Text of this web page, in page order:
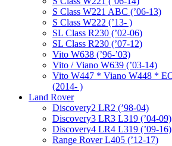
S Class W221 ABC (’06-13)
S Class W222 (’13- )
SL Class R230 (’02-06)
SL Class R230 (’07-12)
Vito W638 (’96-’03)
Vito / Viano W639 (’03-14)
Vito W447 * Viano W448 *
(2014- )
Land Rover
Discovery2 LR2 (’98-04)
Discovery3 LR3 L319 (’04-09)
Discovery4 LR4 L319 (’09-16)
Range Rover L405 (’12-17)